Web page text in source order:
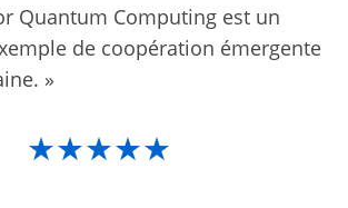
Quantum Computing est un
de coopération émergente
»
★★★★★